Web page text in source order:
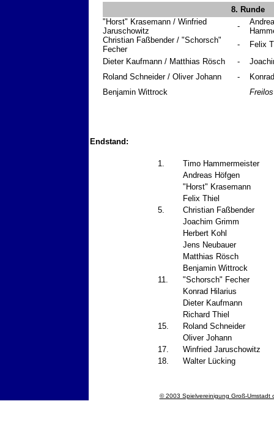
8. Runde
"Horst" Krasemann / Winfried
Jaruschowitz
-
Christian Faßbender / "Schorsch"
Fecher
-
Felix
Dieter Kaufmann / Matthias Rösch
-
Roland Schneider / Oliver Johann
-
Benjamin Wittrock
Freilos
Endstand:
1.
Timo Hammermeister
Andreas Höfgen
"Horst" Krasemann
Felix Thiel
5.
Christian Faßbender
Joachim Grimm
Herbert Kohl
Jens Neubauer
Matthias Rösch
Benjamin Wittrock
11.
"Schorsch" Fecher
Konrad Hilarius
Dieter Kaufmann
Richard Thiel
15.
Roland Schneider
Oliver Johann
17.
Winfried Jaruschowitz
18.
Walter Lücking
© 2003 Spielvereinigung Groß-Umstadt